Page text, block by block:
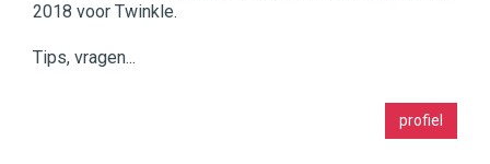
2018 voor Twinkle.
Tips, vragen...
profiel